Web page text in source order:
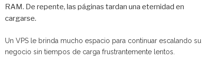
RAM. De repente, las páginas tardan una eternidad en
cargarse.
Un VPS le brinda mucho espacio para continuar escalando su
negocio sin tiempos de carga frustrantemente lentos.